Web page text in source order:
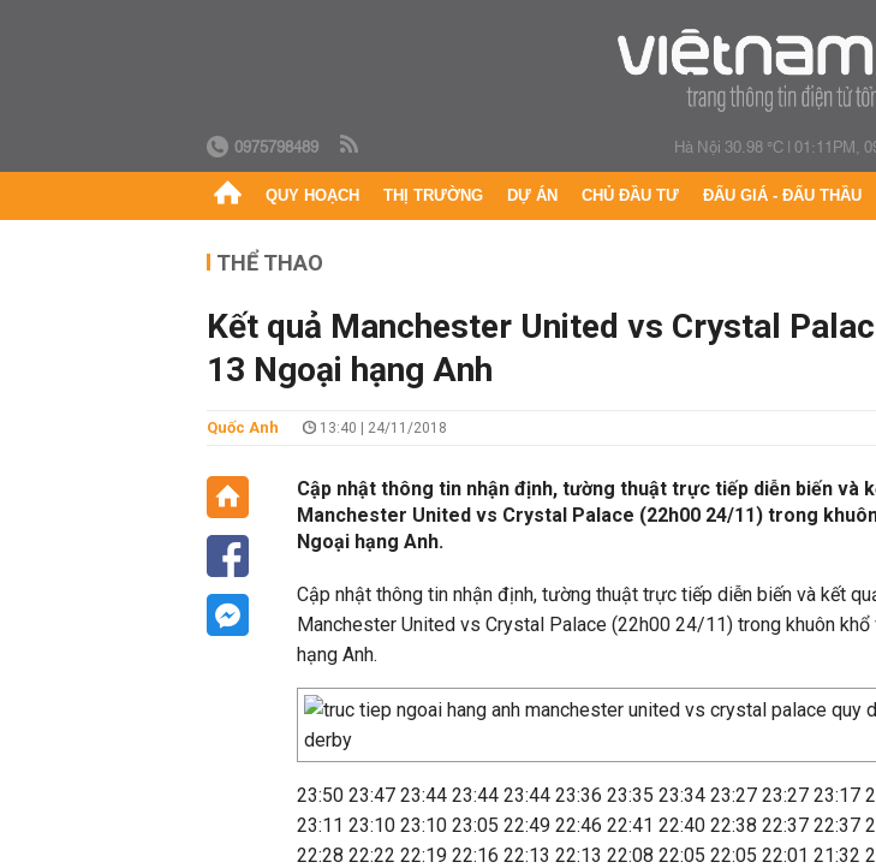
0975798489 Hà Nội 30.98 °C|01:11PM,
QUY HOẠCH THỊ TRƯỜNG DỰ ÁN CHỦ ĐẦU TƯ ĐẤU GIÁ - ĐẤU THẦU
THỂ THAO
Kết quả Manchester United vs Crystal
13 Ngoại hạng Anh
Quốc Anh 13:40 | 24/11/2018
Cập nhật thông tin nhận định, tường thuật trực tiếp diễn biến và
Manchester United vs Crystal Palace (22h00 24/11) trong
Ngoại hạng Anh.
Cập nhật thông tin nhận định, tường thuật trực tiếp diễn biến và kết
Manchester United vs Crystal Palace (22h00 24/11) trong khuôn
hạng Anh.
23:50 23:47 23:44 23:44 23:44 23:36 23:35 23:34 23:27 23:27 23:17
23:11 23:10 23:10 23:05 22:49 22:46 22:41 22:40 22:38 22:37 22:37
22:28 22:22 22:19 22:16 22:13 22:13 22:08 22:05 22:05 22:01 21:32